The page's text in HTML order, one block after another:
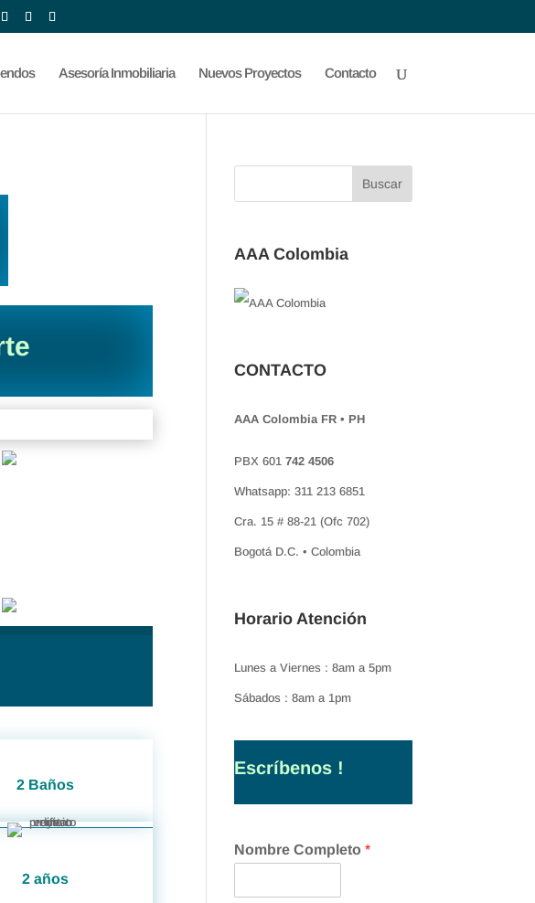
Asesoría Inmobiliaria Nuevos Proyectos Contacto
2 Baños
2 años
AAA Colombia
CONTACTO
AAA Colombia FR • PH
PBX 601742 4506
Whatsapp: 311 213 6851
Cra. 15 # 88-21 (Ofc 702)
Bogotá D.C. • Colombia
Horario Atención
Lunes a Viernes : 8am a 5pm
Sábados : 8am a 1pm
Escríbenos !
Nombre Completo*